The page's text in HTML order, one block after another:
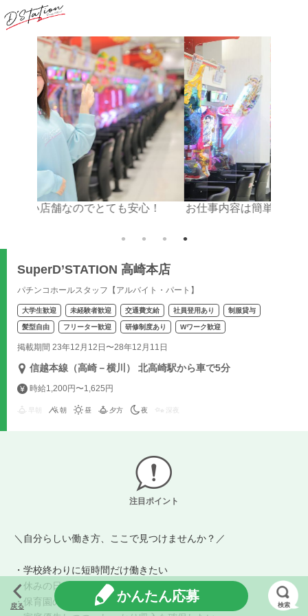
ても安心！
お仕事内容は簡単！最初は先輩が教えてく
SuperD’STATION 高崎本店
パチンコホールスタッフ【アルバイト・パート】
大学生歓迎 未経験者歓迎 交通費支給 社員登用あり 制服貸与
髪型自由 フリーター歓迎 研修制度あり Wワーク歓迎
掲載期間 23年12月12日〜28年12月11日
信越本線（高崎－横川） 北高崎駅から車で5分
時給1,200円〜1,625円
朝 昼 夕方 夜 深夜
注目ポイント
＼自分らしい働き方、ここで見つけませんか？／
・学校終わりに短時間だけ働きたい
・休みの日にガッツリ稼ぎたい
・保育園の時間だけ働きたい
戻る
かんたん応募
検索